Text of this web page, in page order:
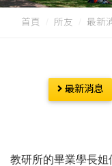
首頁 所友 最新
最新消息
教研所的畢業學長姐